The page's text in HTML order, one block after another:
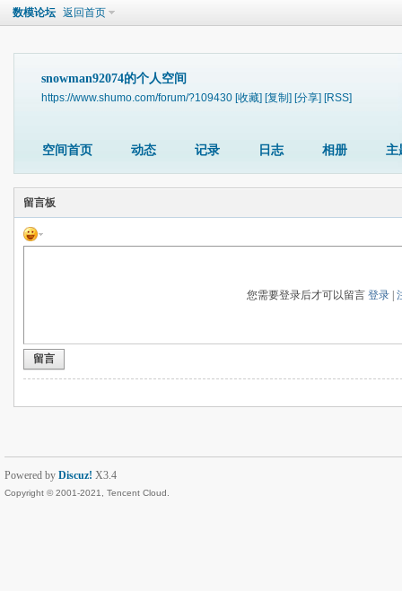
数模论坛 返回首页
snowman92074的个人空间
https://www.shumo.com/forum/?109430 [收藏] [复制] [分享] [RSS]
空间首页 动态 记录 日志 相册 主
留言板
您需要登录后才可以留言登录 |
留言
Powered by Discuz! X3.4
Copyright © 2001-2021, Tencent Cloud.